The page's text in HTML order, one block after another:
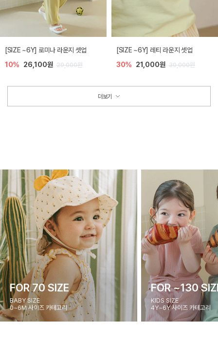
[SIZE ~6Y] 로미나 라운지 셋업
10% 26,100원 29,000원
[SIZE ~6Y] 레티 라운지 셋업
30% 21,000원 30,000원
더보기
FOR 70 SIZE
BABY SIZE
0~6M 사이즈 카테고리
FOR ~130
KIDS SIZE
4Y~6Y 사이즈 카테고리